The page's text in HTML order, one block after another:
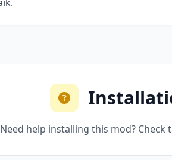
Need help installing this mod?